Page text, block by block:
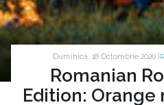
Duminica, 18 Octombrie 2020 |
Romanian
Edition: Orange